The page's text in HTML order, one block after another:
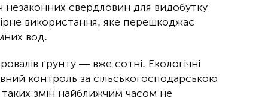
свердловин для видобутку
використання, яке перешкоджає
вод.
ґрунту — вже сотні. Екологічні
контроль за сільськогосподарською
змін найближчим часом не